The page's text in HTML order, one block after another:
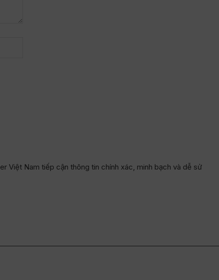
Việt Nam tiếp cận thông tin chính xác, minh bạch và dễ sử